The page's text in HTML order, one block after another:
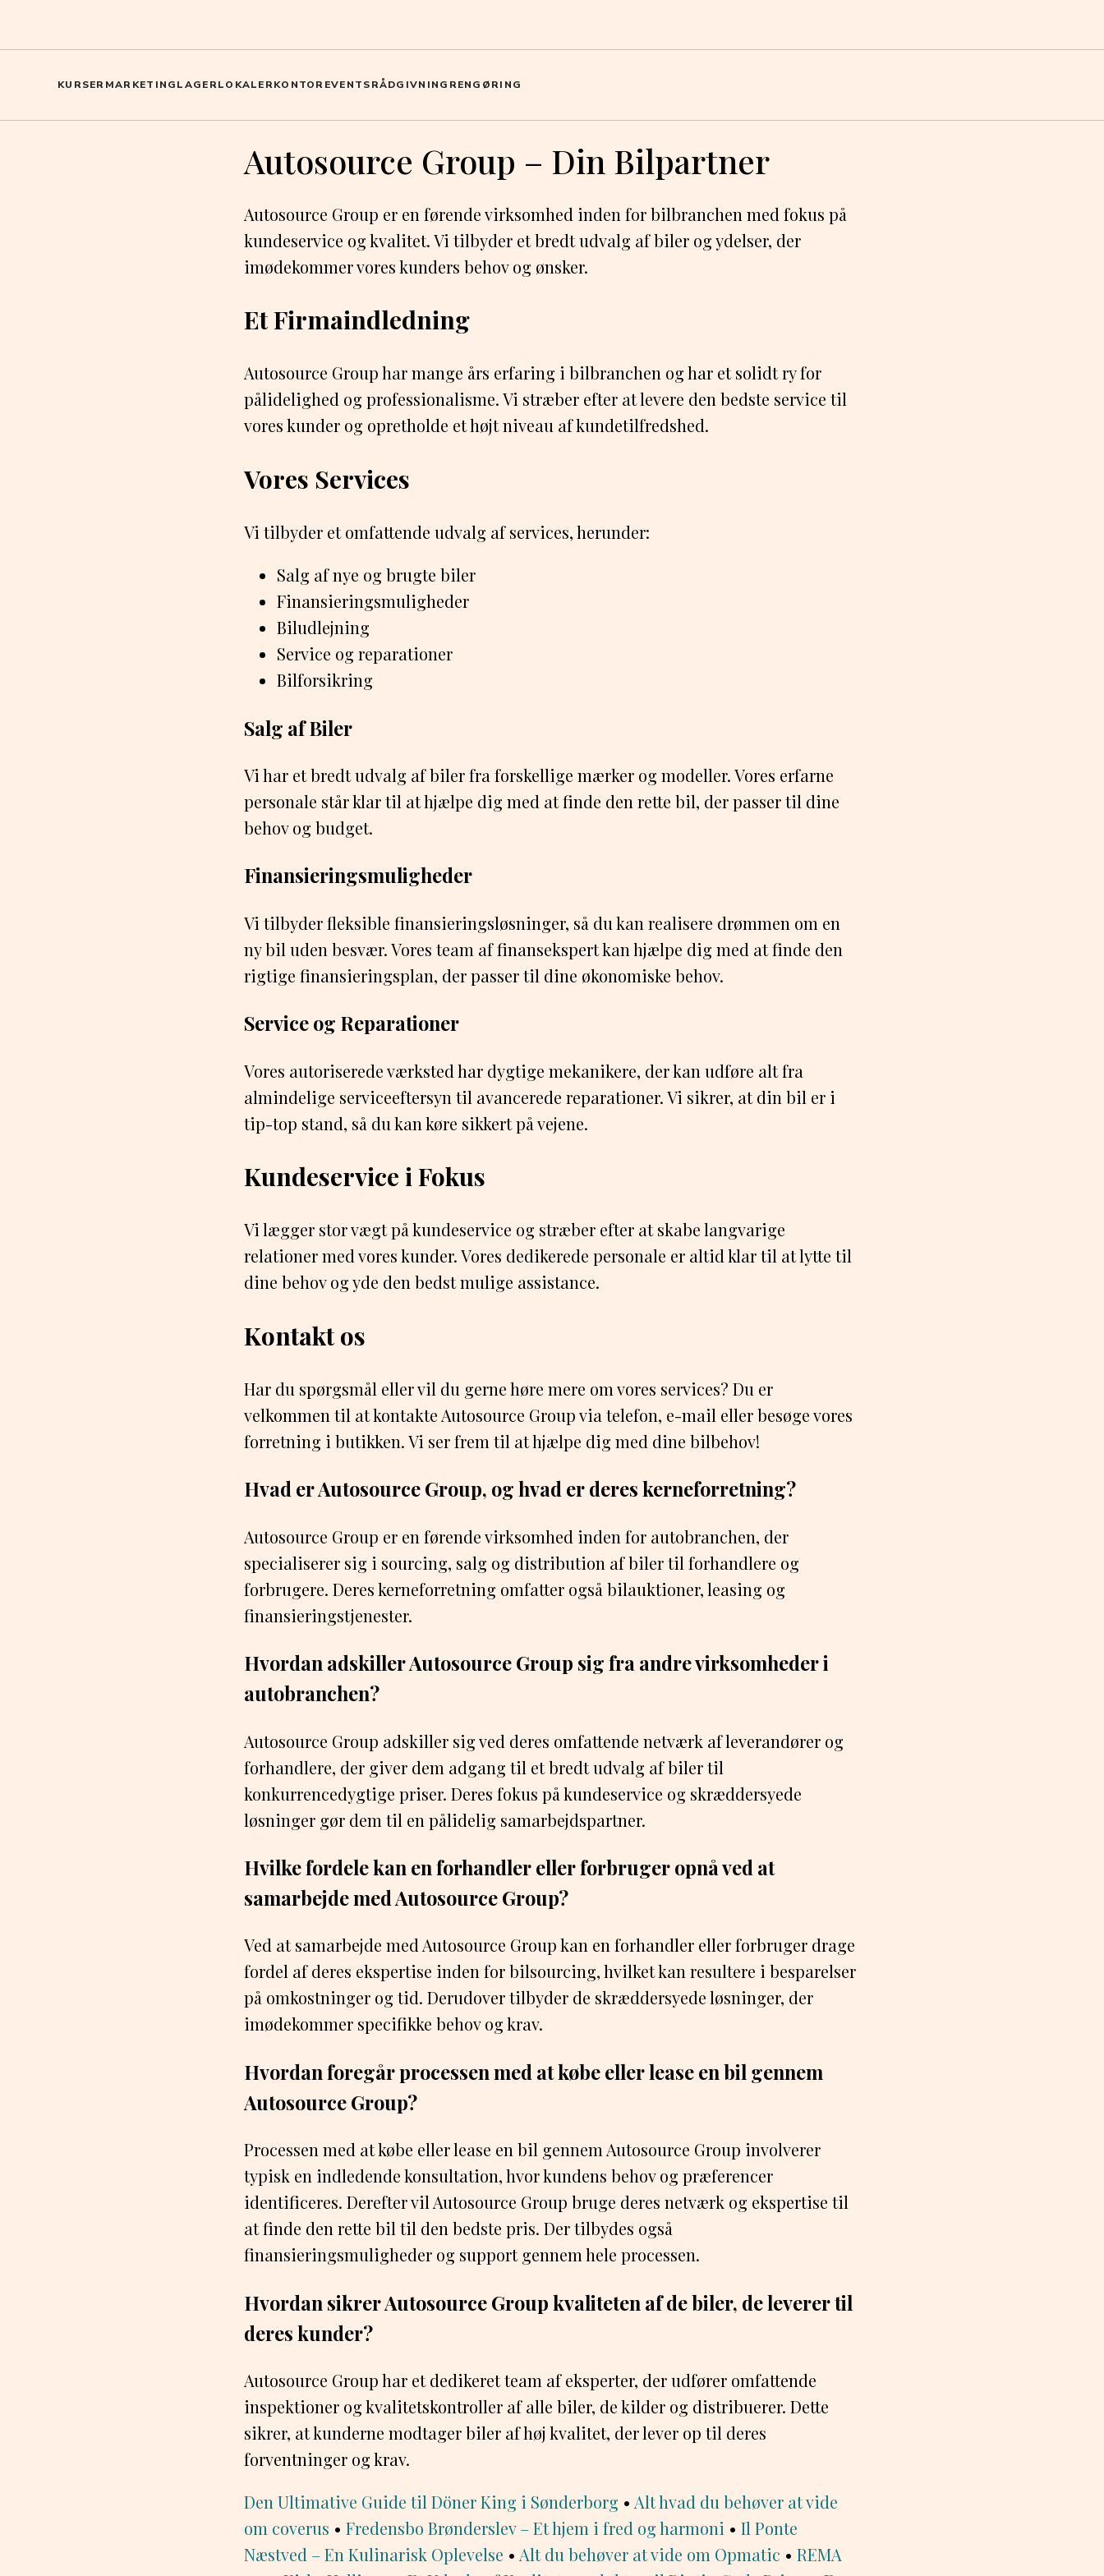
KURSERMARKETINGLAGERLOKALERKONTOREVENTSRÅDGIVNING RENGØRING
Autosource Group – Din Bilpartner
Autosource Group er en førende virksomhed inden for bilbranchen med fokus på
kundeservice og kvalitet. Vi tilbyder et bredt udvalg af biler og ydelser, der
imødekommer vores kunders behov og ønsker.
Et Firmaindledning
Autosource Group har mange års erfaring i bilbranchen og har et solidt ry for
pålidelighed og professionalisme. Vi stræber efter at levere den bedste service til
vores kunder og opretholde et højt niveau af kundetilfredshed.
Vores Services
Vi tilbyder et omfattende udvalg af services, herunder:
Salg af nye og brugte biler
Finansieringsmuligheder
Biludlejning
Service og reparationer
Bilforsikring
Salg af Biler
Vi har et bredt udvalg af biler fra forskellige mærker og modeller. Vores erfarne
personale står klar til at hjælpe dig med at finde den rette bil, der passer til dine
behov og budget.
Finansieringsmuligheder
Vi tilbyder fleksible finansieringsløsninger, så du kan realisere drømmen om en
ny bil uden besvær. Vores team af finansekspert kan hjælpe dig med at finde den
rigtige finansieringsplan, der passer til dine økonomiske behov.
Service og Reparationer
Vores autoriserede værksted har dygtige mekanikere, der kan udføre alt fra
almindelige serviceeftersyn til avancerede reparationer. Vi sikrer, at din bil er i
tip-top stand, så du kan køre sikkert på vejene.
Kundeservice i Fokus
Vi lægger stor vægt på kundeservice og stræber efter at skabe langvarige
relationer med vores kunder. Vores dedikerede personale er altid klar til at lytte til
dine behov og yde den bedst mulige assistance.
Kontakt os
Har du spørgsmål eller vil du gerne høre mere om vores services? Du er
velkommen til at kontakte Autosource Group via telefon, e-mail eller besøge vores
forretning i butikken. Vi ser frem til at hjælpe dig med dine bilbehov!
Hvad er Autosource Group, og hvad er deres kerneforretning?
Autosource Group er en førende virksomhed inden for autobranchen, der
specialiserer sig i sourcing, salg og distribution af biler til forhandlere og
forbrugere. Deres kerneforretning omfatter også bilauktioner, leasing og
finansieringstjenester.
Hvordan adskiller Autosource Group sig fra andre virksomheder i
autobranchen?
Autosource Group adskiller sig ved deres omfattende netværk af leverandører og
forhandlere, der giver dem adgang til et bredt udvalg af biler til
konkurrencedygtige priser. Deres fokus på kundeservice og skræddersyede
løsninger gør dem til en pålidelig samarbejdspartner.
Hvilke fordele kan en forhandler eller forbruger opnå ved at
samarbejde med Autosource Group?
Ved at samarbejde med Autosource Group kan en forhandler eller forbruger drage
fordel af deres ekspertise inden for bilsourcing, hvilket kan resultere i besparelser
på omkostninger og tid. Derudover tilbyder de skræddersyede løsninger, der
imødekommer specifikke behov og krav.
Hvordan foregår processen med at købe eller lease en bil gennem
Autosource Group?
Processen med at købe eller lease en bil gennem Autosource Group involverer
typisk en indledende konsultation, hvor kundens behov og præferencer
identificeres. Derefter vil Autosource Group bruge deres netværk og ekspertise til
at finde den rette bil til den bedste pris. Der tilbydes også
finansieringsmuligheder og support gennem hele processen.
Hvordan sikrer Autosource Group kvaliteten af de biler, de leverer til
deres kunder?
Autosource Group har et dedikeret team af eksperter, der udfører omfattende
inspektioner og kvalitetskontroller af alle biler, de kilder og distribuerer. Dette
sikrer, at kunderne modtager biler af høj kvalitet, der lever op til deres
forventninger og krav.
Den Ultimative Guide til Döner King i Sønderborg • Alt hvad du behøver at vide
om coverus • Fredensbo Brønderslev – Et hjem i fred og harmoni • Il Ponte
Næstved – En Kulinarisk Oplevelse • Alt du behøver at vide om Opmatic • REMA